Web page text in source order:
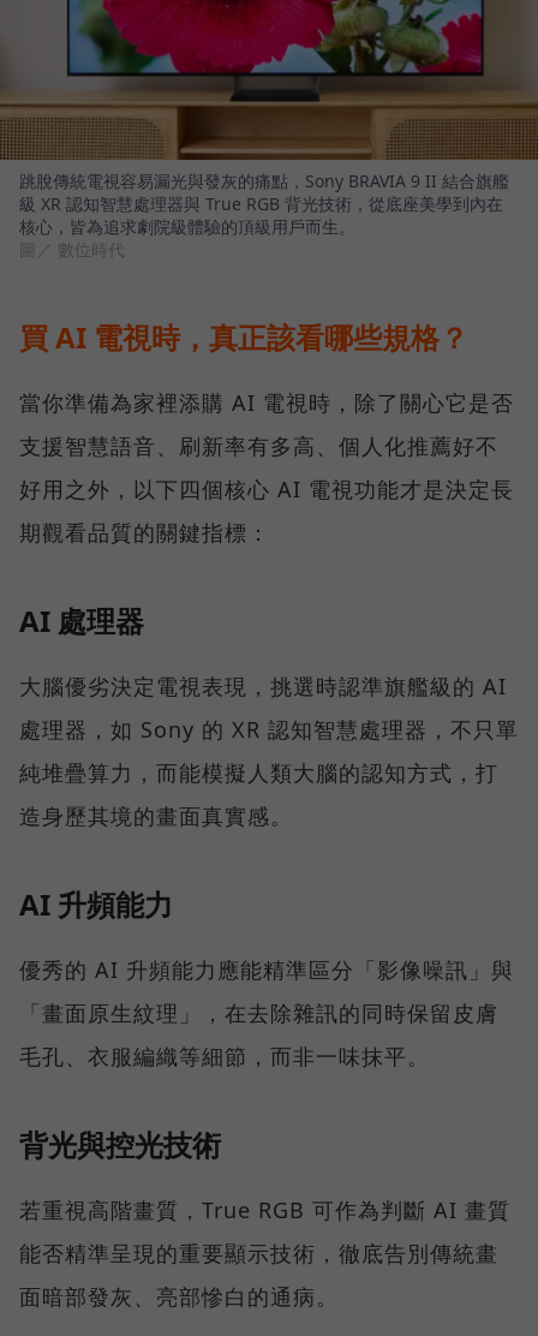
跳脫傳統電視容易漏光與發灰的痛點，Sony BRAVIA 9 II 結合旗艦
級 XR 認知智慧處理器與 True RGB 背光技術，從底座美學到內在
核心，皆為追求劇院級體驗的頂級用戶而生。
圖／ 數位時代
買 AI 電視時，真正該看哪些規格？
當你準備為家裡添購 AI 電視時，除了關心它是否
支援智慧語音、刷新率有多高、個人化推薦好不
好用之外，以下四個核心 AI 電視功能才是決定長
期觀看品質的關鍵指標：
AI 處理器
大腦優劣決定電視表現，挑選時認準旗艦級的 AI
處理器，如 Sony 的 XR 認知智慧處理器，不只單
純堆疊算力，而能模擬人類大腦的認知方式，打
造身歷其境的畫面真實感。
AI 升頻能力
優秀的 AI 升頻能力應能精準區分「影像噪訊」與
「畫面原生紋理」，在去除雜訊的同時保留皮膚
毛孔、衣服編織等細節，而非一味抹平。
背光與控光技術
若重視高階畫質，True RGB 可作為判斷 AI 畫質
能否精準呈現的重要顯示技術，徹底告別傳統畫
面暗部發灰、亮部慘白的通病。